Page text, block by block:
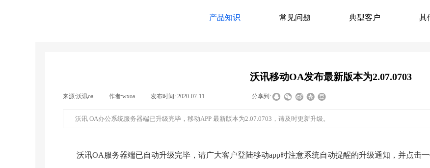
产品知识 常见问题 典型客户 其
沃讯移动OA发布最新版本为2.07.0703
来源:沃讯oa 作者:wxoa 发布时间: 2020-07-11 分享到:
沃讯 OA办公系统服务器端已升级完毕，移动APP 最新版本为2.07.0703，请及时更新升级。
沃讯OA服务器端已自动升级完毕，请广大客户登陆移动app时注意系统自动提醒的升级通知，并点击